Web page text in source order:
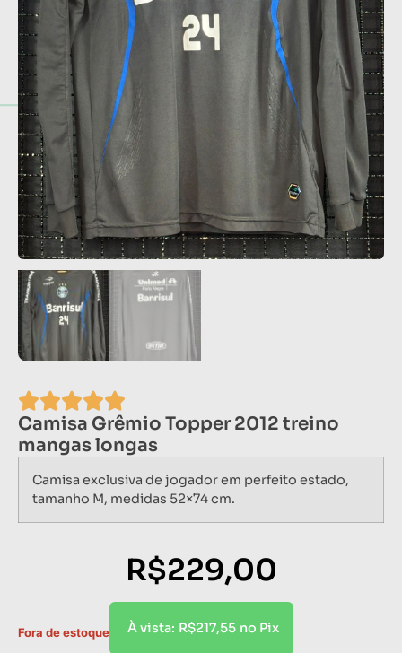
Camisa Grêmio Topper 2012 treino
mangas longas
Camisa exclusiva de jogador em perfeito estado,
tamanho M, medidas 52×74 cm.
R$229,00
À vista: R$217,55 no Pix
Fora de estoque